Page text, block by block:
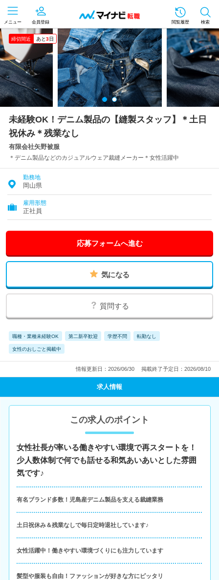
メニュー 会員登録 閲覧履歴 検索
締切間近 あと3日
未経験OK！デニム製品の【縫製スタッフ】＊土日
祝休み＊残業なし
有限会社矢野被服
＊デニム製品などのカジュアルウェア裁縫メーカー＊女性活躍中
勤務地
岡山県
雇用形態
正社員
応募フォームへ進む
気になる
質問する
職種・業種未経験OK 第二新卒歓迎 学歴不問 転勤なし
女性のおしごと掲載中
情報更新日：2026/06/30 掲載終了予定日：2026/08/10
求人情報
この求人のポイント
女性社長が率いる働きやすい環境で再スタートを！
少人数体制で何でも話せる和気あいあいとした雰囲
気です♪
有名ブランド多数！児島産デニム製品を支える裁縫業務
土日祝休み＆残業なしで毎日定時退社しています♪
女性活躍中！働きやすい環境づくりにも注力しています
髪型や服装も自由！ファッションが好きな方にピッタリ